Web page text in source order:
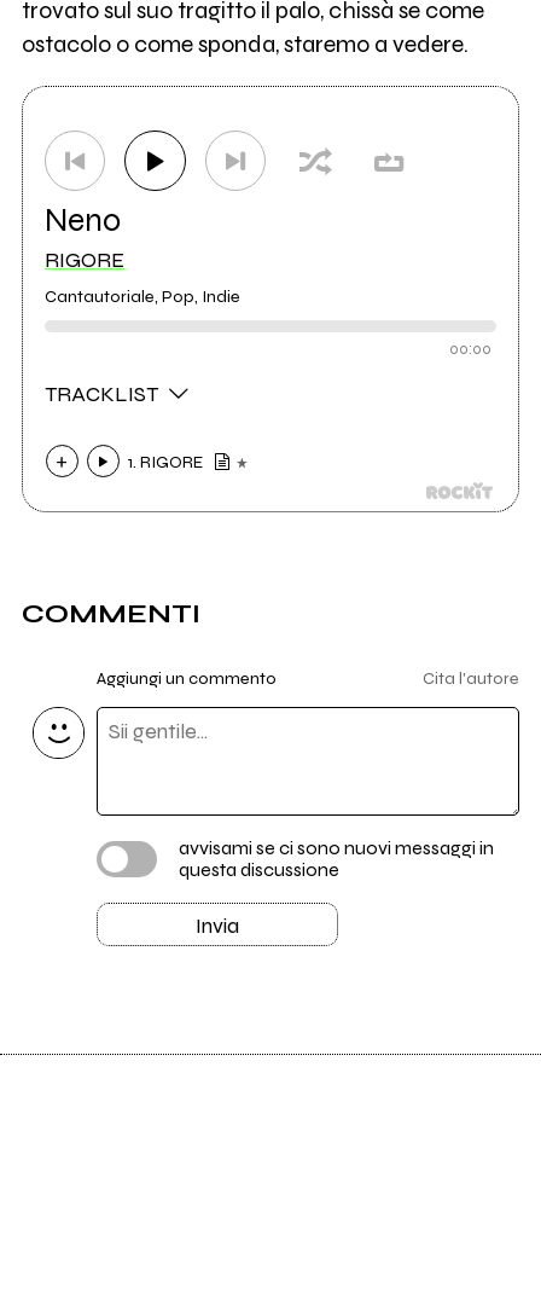
trovato sul suo tragitto il palo, chissà se come
ostacolo o come sponda, staremo a vedere.
Neno
RIGORE
Cantautoriale, Pop, Indie
00:00
TRACKLIST
1. RIGORE
COMMENTI
Aggiungi un commento Cita l'autore
avvisami se ci sono nuovi messaggi in
questa discussione
Invia